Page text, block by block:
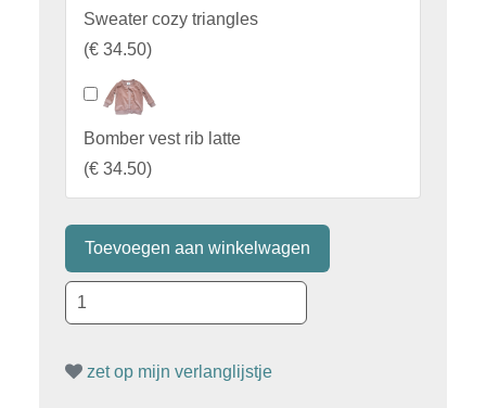
Sweater cozy triangles
(€ 34.50)
Bomber vest rib latte
(€ 34.50)
zet op mijn verlanglijstje